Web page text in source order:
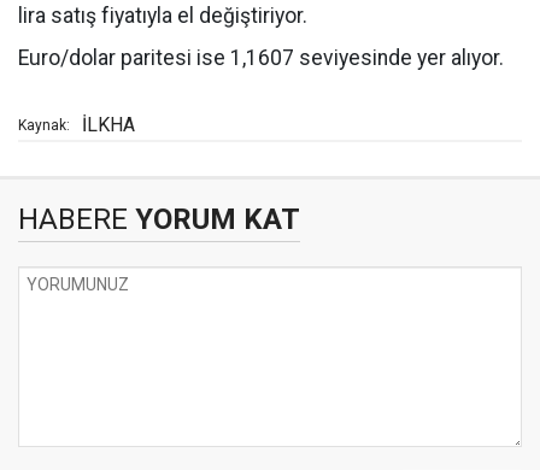
lira satış fiyatıyla el değiştiriyor.
Euro/dolar paritesi ise 1,1607 seviyesinde yer alıyor.
Kaynak: İLKHA
HABERE YORUM KAT